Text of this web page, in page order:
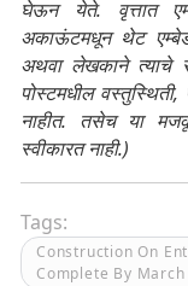
घेऊन येते. वृत्तात
अकाऊंटमधून थेट
अथवा लेखकाने त्याचे
पोस्टमधील
नाहीत. तसेच या
स्वीकारत नाही.)
Tags:
Construction On
Complete By March